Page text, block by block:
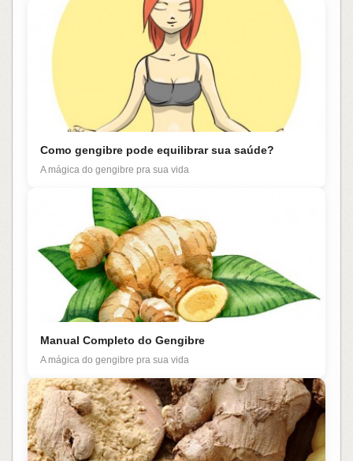
Como gengibre pode equilibrar sua saúde?
A mágica do gengibre pra sua vida
Manual Completo do Gengibre
A mágica do gengibre pra sua vida